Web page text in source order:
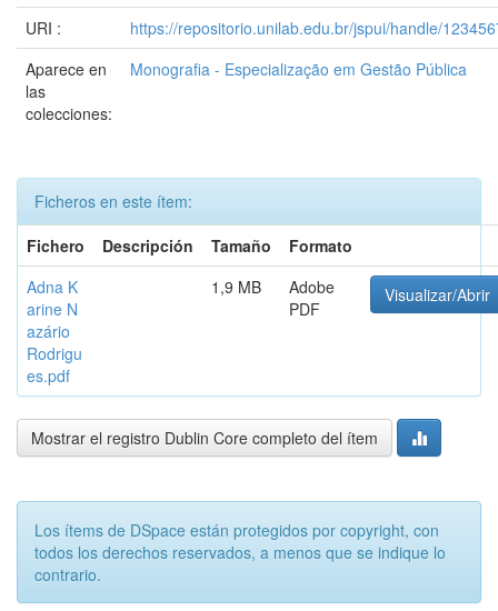
URI :
https://repositorio.unilab.edu.br/jspui/handle/
Aparece en
las
colecciones:
Monografia - Especialização em Gestão Pública
Ficheros en este ítem:
Fichero
Descripción Tamaño
Formato
Adna K
arine N
azário
Rodrigu
es.pdf
1,9 MB
Adobe
PDF
Visualizar/Abrir
Mostrar el registro Dublin Core completo del ítem
Los ítems de DSpace están protegidos por copyright, con
todos los derechos reservados, a menos que se indique lo
contrario.